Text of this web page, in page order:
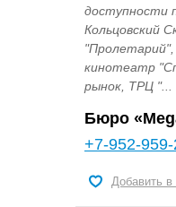
доступности
Кольцовский
кинотеатр
рынок, ТРЦ "...
Бюро
+7-952-
Добавить в